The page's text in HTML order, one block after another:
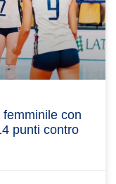
femminile con
punti contro